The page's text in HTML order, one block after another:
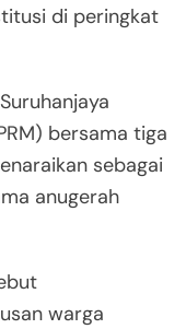
di peringkat
bersama tiga
sebagai
anugerah
warga